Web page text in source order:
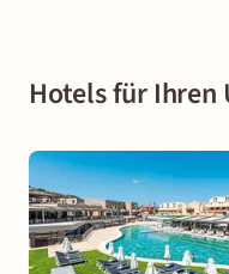
Hotels für Ihren